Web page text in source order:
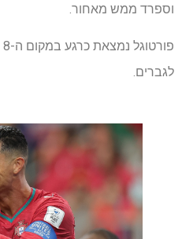
וספרד ממש מאחור.
לגברים.